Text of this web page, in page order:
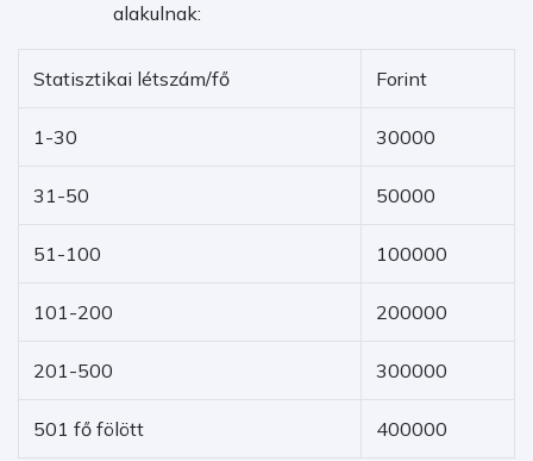
alakulnak:
Statisztikai létszám/fő Forint
1-30 30000
31-50 50000
51-100 100000
101-200 200000
201-500 300000
501 fő fölött 400000